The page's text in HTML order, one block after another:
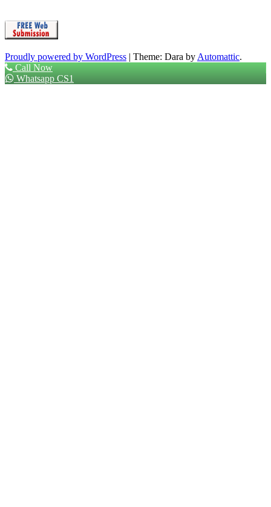
Proudly powered by WordPress | Theme: Dara by Automattic.
Call Now
Whatsapp CS1